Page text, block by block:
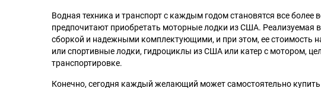
Водная техника и транспорт с каждым годом становятся все
предпочитают приобретать моторные лодки из США. Реализуемая
сборкой и надежными комплектующими, и при этом, ее стоимость
или спортивные лодки, гидроциклы из США или катер с мотором,
транспортировке.
Конечно, сегодня каждый желающий может самостоятельно